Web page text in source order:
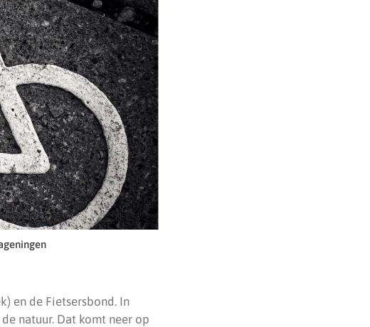
en de Fietsersbond. In
natuur. Dat komt neer op